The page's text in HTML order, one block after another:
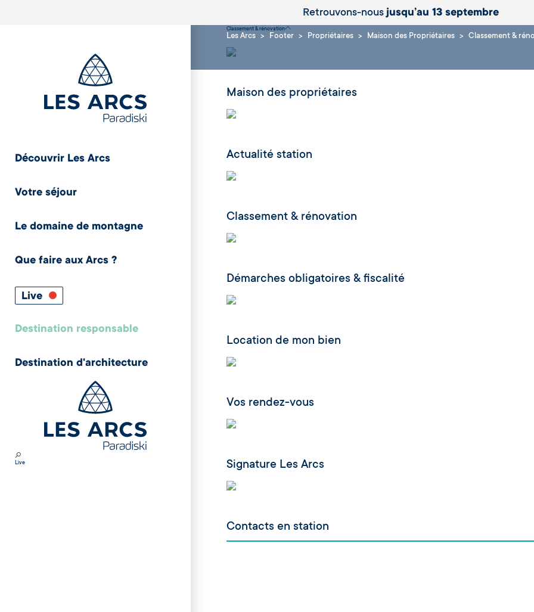
Retrouvons-nousjusqu’au 13 septembre
Découvrir Les Arcs
Votre séjour
Le domaine de montagne
Que faire aux Arcs ?
Live
Destination responsable
Destination d'architecture
Live
Les Arcs Footer Propriétaires Maison des Propriétaires Classement &
Classement & rénovation
Maison des propriétaires
Actualité station
Classement & rénovation
Démarches obligatoires & fiscalité
Location de mon bien
Vos rendez-vous
Signature Les Arcs
Contacts en station